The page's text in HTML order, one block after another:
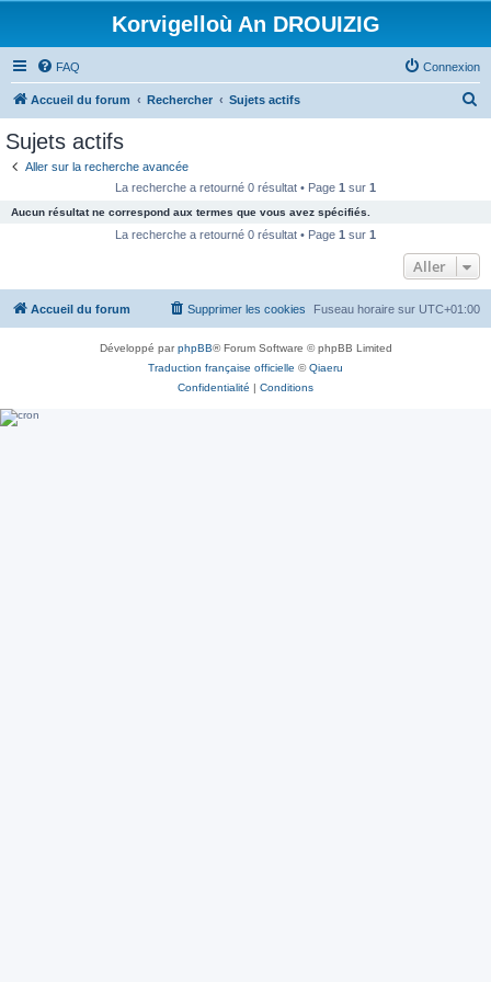
Korvigelloù An DROUIZIG
FAQ Connexion
Accueil du forum Rechercher Sujets actifs
c
e
Sujets actifs
Aller sur la recherche avancée
La recherche a retourné 0 résultat • Page 1 sur 1
Aucun résultat ne correspond aux termes que vous avez spécifiés.
La recherche a retourné 0 résultat • Page 1 sur 1
Aller
Accueil du forum Fuseau horaire sur UTC+01:00
Supprimer les cookies
Développé parphpBB® Forum Software © phpBB Limited
Traduction française officielle ©Qiaeru
Confidentialité | Conditions